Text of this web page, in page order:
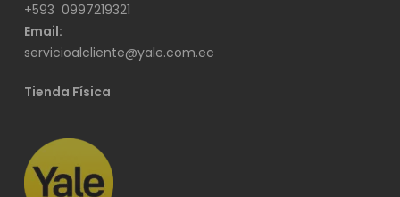
+593 0997219321
Email:
servicioalcliente@yale.com.ec
Tienda Física